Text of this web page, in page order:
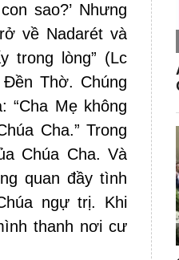
sao?’ Nhưng
về Nadarét và
trong lòng” (Lc
Thờ. Chúng
“Cha Mẹ không
Cha.” Trong
Chúa Cha. Và
quan đầy tình
ngự trị. Khi
thanh nơi cư